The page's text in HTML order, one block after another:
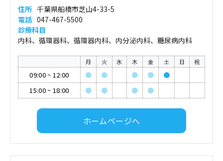
住所 千葉県船橋市芝山4-33-5
電話 047-467-5500
診療科目
内科、循環器科、循環器内科、内分泌内科、糖尿病内科
月 火 水 木 金 土 日 祝
09:00~ 12:00 ● ● ● ●
●
15:00~ 18:00 ● ● ● ●
ホームページへ